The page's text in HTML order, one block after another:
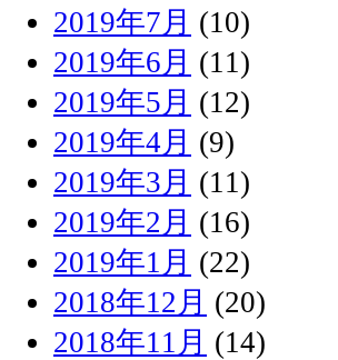
2019年7月 (10)
2019年6月 (11)
2019年5月 (12)
2019年4月 (9)
2019年3月 (11)
2019年2月 (16)
2019年1月 (22)
2018年12月 (20)
2018年11月 (14)